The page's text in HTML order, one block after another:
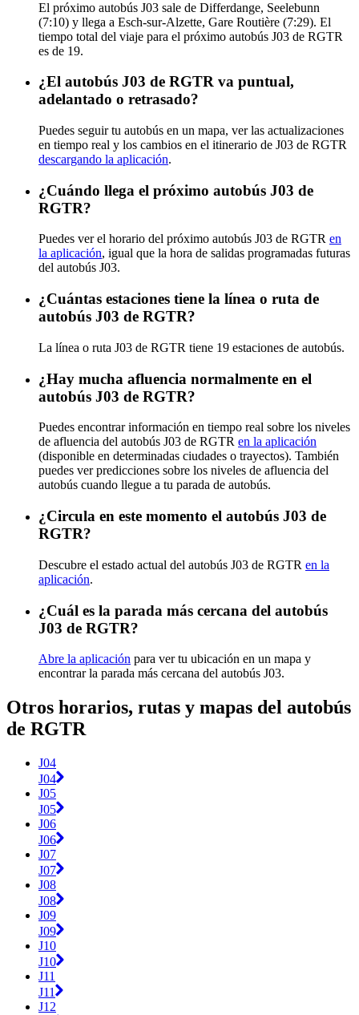
El próximo autobús J03 sale de Differdange, Seelebunn
(7:10) y llega a Esch-sur-Alzette, Gare Routière (7:29). El
tiempo total del viaje para el próximo autobús J03 de RGTR
es de 19.
¿El autobús J03 de RGTR va puntual,
adelantado o retrasado?
Puedes seguir tu autobús en un mapa, ver las actualizaciones
en tiempo real y los cambios en el itinerario de J03 de RGTR
descargando la aplicación.
¿Cuándo llega el próximo autobús J03 de
RGTR?
Puedes ver el horario del próximo autobús J03 de RGTR en
la aplicación, igual que la hora de salidas programadas futuras
del autobús J03.
¿Cuántas estaciones tiene la línea o ruta de
autobús J03 de RGTR?
La línea o ruta J03 de RGTR tiene 19 estaciones de autobús.
¿Hay mucha afluencia normalmente en el
autobús J03 de RGTR?
Puedes encontrar información en tiempo real sobre los niveles
de afluencia del autobús J03 de RGTR en la aplicación
(disponible en determinadas ciudades o trayectos). También
puedes ver predicciones sobre los niveles de afluencia del
autobús cuando llegue a tu parada de autobús.
¿Circula en este momento el autobús J03 de
RGTR?
Descubre el estado actual del autobús J03 de RGTR en la
aplicación.
¿Cuál es la parada más cercana del autobús
J03 de RGTR?
Abre la aplicación para ver tu ubicación en un mapa y
encontrar la parada más cercana del autobús J03.
Otros horarios, rutas y mapas del autobús
de RGTR
J04
J04
J05
J05
J06
J06
J07
J07
J08
J08
J09
J09
J10
J10
J11
J11
J12